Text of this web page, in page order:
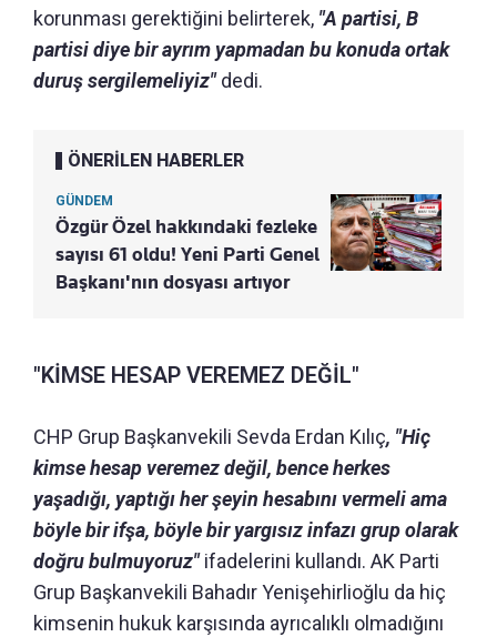
korunması gerektiğini belirterek, "A partisi, B
partisi diye bir ayrım yapmadan bu konuda ortak
duruş sergilemeliyiz"dedi.
ÖNERİLEN HABERLER
GÜNDEM
Özgür Özel hakkındaki fezleke
sayısı 61 oldu! Yeni Parti Genel
Başkanı'nın dosyası artıyor
"KİMSE HESAP VEREMEZ DEĞİL"
CHP Grup Başkanvekili Sevda Erdan Kılıç, "Hiç
kimse hesap veremez değil, bence herkes
yaşadığı, yaptığı her şeyin hesabını vermeli ama
böyle bir ifşa, böyle bir yargısız infazı grup olarak
doğru bulmuyoruz"ifadelerini kullandı. AK Parti
Grup Başkanvekili Bahadır Yenişehirlioğlu da hiç
kimsenin hukuk karşısında ayrıcalıklı olmadığını